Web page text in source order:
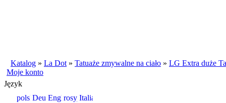
Katalog » La Dot » Tatuaże zmywalne na ciało » LG Extra duże
Moje konto
Język